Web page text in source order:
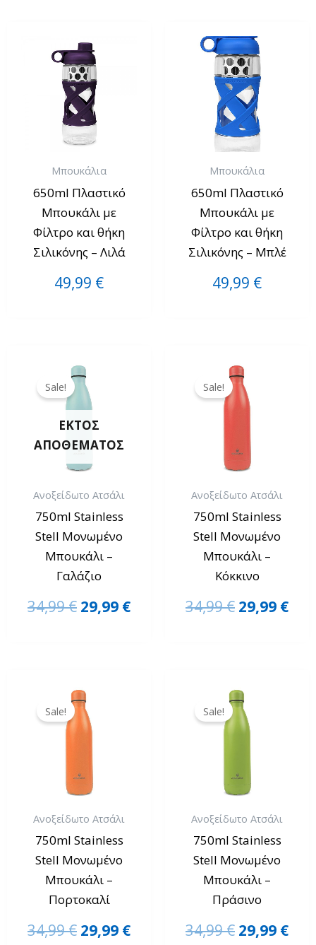
Μπουκάλια
650ml Πλαστικό
Μπουκάλι με
Φίλτρο και θήκη
Σιλικόνης – Λιλά
49,99 €
Μπουκάλια
650ml Πλαστικό
Μπουκάλι με
Φίλτρο και θήκη
Σιλικόνης – Μπλέ
49,99 €
ΕΚΤΌΣ
ΑΠΟΘΈΜΑΤΟΣ
Sale!
Ανοξείδωτο Ατσάλι
750ml Stainless
Stell Μονωμένο
Μπουκάλι –
Γαλάζιο
34,99€
price
was:
34,99 €.
29,99 €
Sale!
Ανοξείδωτο Ατσάλι
750ml Stainless
Stell Μονωμένο
Μπουκάλι –
Κόκκινο
34,99€
price
was:
34,99 €.
29,99 €
Sale!
Ανοξείδωτο Ατσάλι
750ml Stainless
Stell Μονωμένο
Μπουκάλι –
Πορτοκαλί
34,99€
price
was:
34,99 €.
29,99 €
Sale!
Ανοξείδωτο Ατσάλι
750ml Stainless
Stell Μονωμένο
Μπουκάλι –
Πράσινο
34,99€
price
was:
34,99 €.
29,99 €